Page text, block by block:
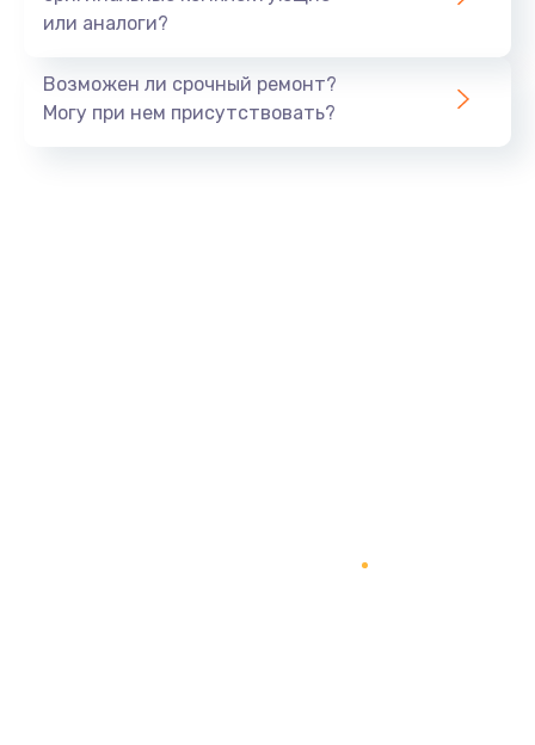
Заказать
или аналоги?
Возможен ли срочный ремонт?
Могу при нем присутствовать?